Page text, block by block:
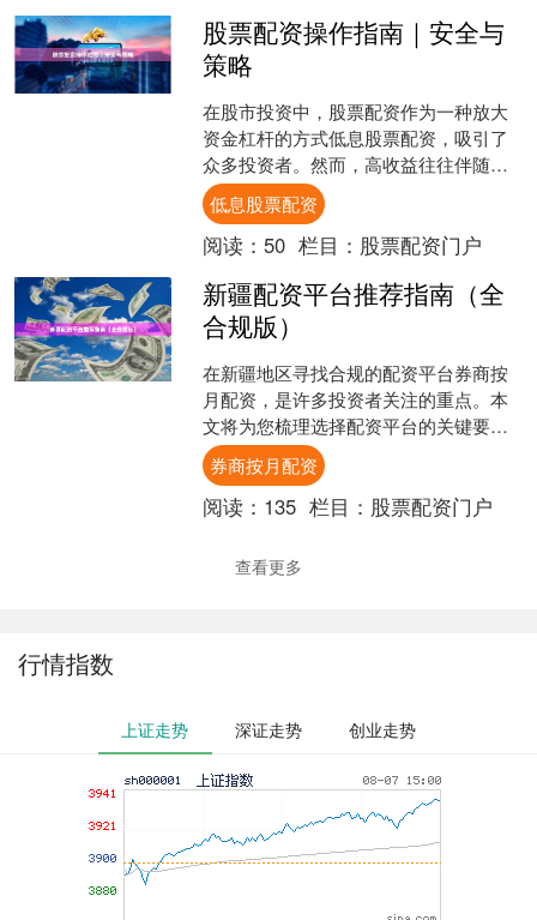
股票配资操作指南｜安全与
策略
在股市投资中，股票配资作为一种放大
资金杠杆的方式低息股票配资，吸引了
众多投资者。然而，高收益往往伴随高
风险。本文将为您详细解析股票配资的
操作要点、安全注意事项及....
低息股票配资
阅读： 50 栏目： 股票配资门户
新疆配资平台推荐指南（全
合规版）
在新疆地区寻找合规的配资平台券商按
月配资，是许多投资者关注的重点。本
文将为您梳理选择配资平台的关键要
点，帮助您做出明智决策。 ## 合规配资
平台的核心特征 选择....
券商按月配资
阅读： 135 栏目： 股票配资门户
查看更多
行情指数
上证走势 深证走势 创业走势